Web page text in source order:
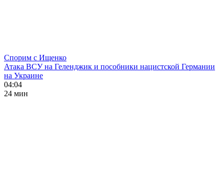
Спорим с Ищенко
Атака ВСУ на Геленджик и пособники нацистской Германии
на Украине
04:04
24 мин